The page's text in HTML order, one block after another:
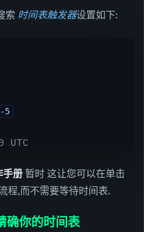
索 时间表触发器设置如下:
5
UTC
手册暂时 这让您可以在单击
程,而不需要等待时间表.
确你的时间表